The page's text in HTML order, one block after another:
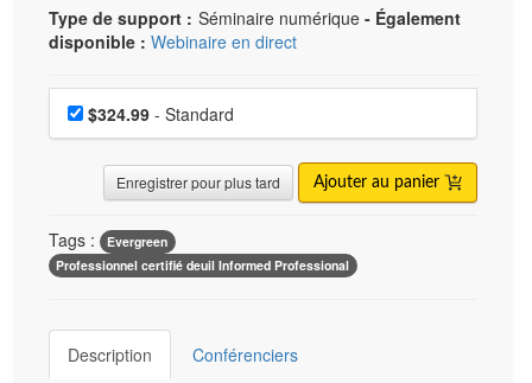
Type de support : Séminaire numérique - Également
disponible : Webinaire en direct
Choisissez un prix
Prix$324.99 - Standard
Enregistrer pour plus tard Ajouter au panier
Tags :
Evergreen
Professionnel certifié deuil Informed Professional
Description Conférenciers